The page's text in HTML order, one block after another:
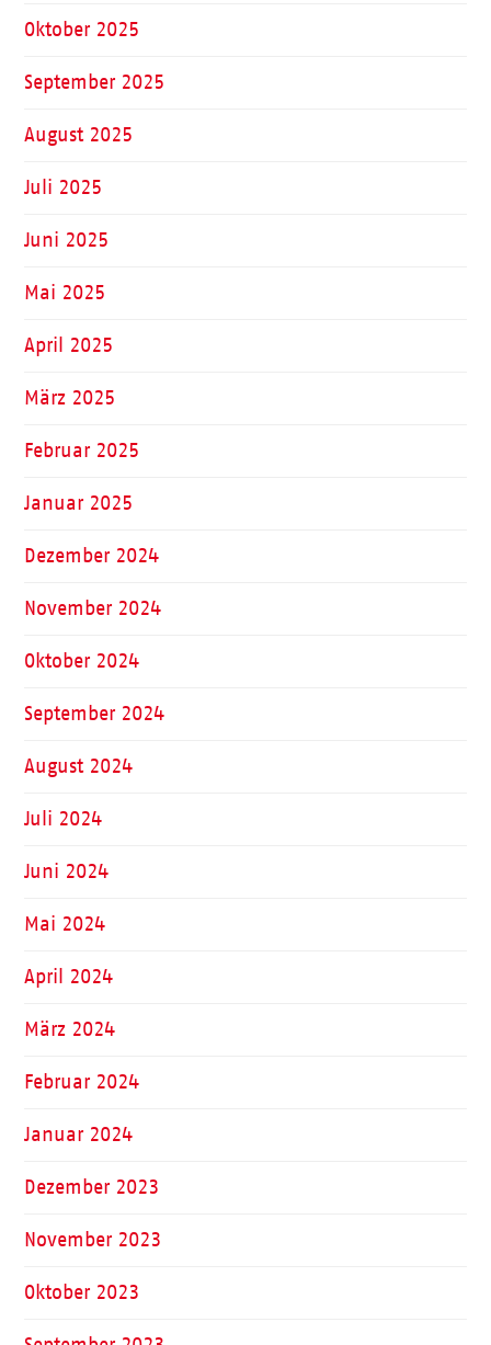
Oktober 2025
September 2025
August 2025
Juli 2025
Juni 2025
Mai 2025
April 2025
März 2025
Februar 2025
Januar 2025
Dezember 2024
November 2024
Oktober 2024
September 2024
August 2024
Juli 2024
Juni 2024
Mai 2024
April 2024
März 2024
Februar 2024
Januar 2024
Dezember 2023
November 2023
Oktober 2023